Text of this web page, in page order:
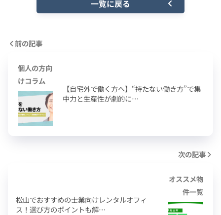
一覧に戻る
前の記事
個人の方向
けコラム
【自宅外で働く方へ】“持たない働き方”で集
中力と生産性が劇的に…
次の記事
松山でおすすめの士業向けレンタルオフィ
ス！選び方のポイントも解…
オススメ物
件一覧